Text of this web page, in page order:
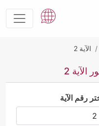
الآية 2
2
رقم الآية